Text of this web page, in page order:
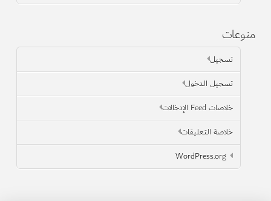
منوعات
تسجيل
تسجيل الدخول
خلاصات Feed الإدخالات
خلاصة التعليقات
WordPress.org